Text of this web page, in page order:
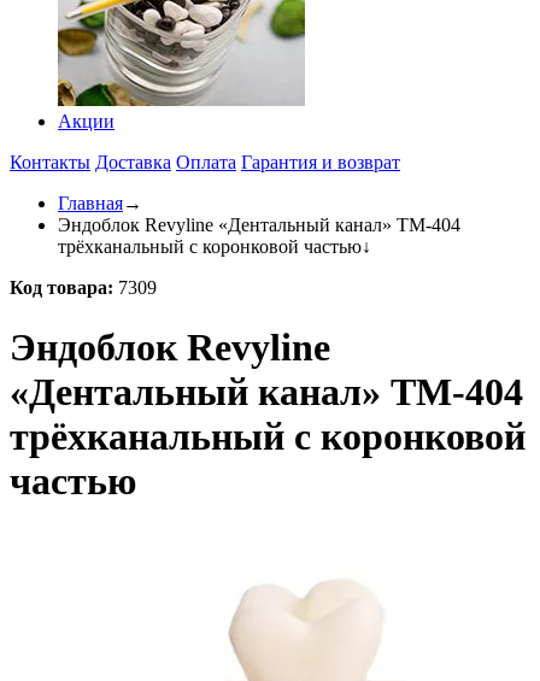
Акции
Контакты Доставка Оплата Гарантия и возврат
Главная→
Эндоблок Revyline «Дентальный канал» TM-404
трёхканальный с коронковой частью↓
Код товара: 7309
Эндоблок Revyline
«Дентальный канал» TM-404
трёхканальный с коронковой
частью